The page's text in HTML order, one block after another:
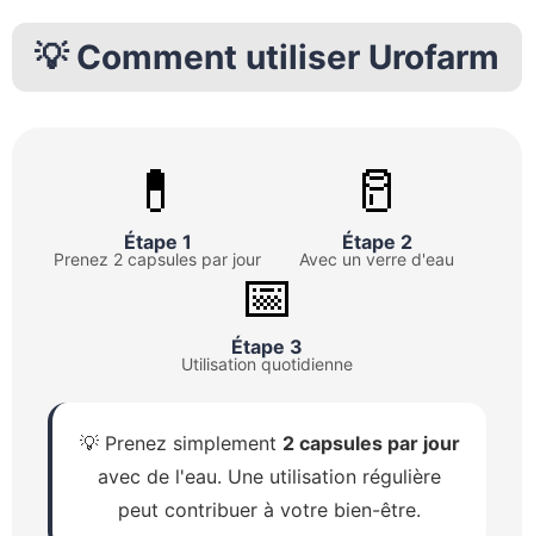
💡 Comment utiliser Urofarm
💊
Étape 1
Prenez 2 capsules par jour
🥛
Étape 2
Avec un verre d'eau
📅
Étape 3
Utilisation quotidienne
💡 Prenez simplement 2 capsules par jour
avec de l'eau. Une utilisation régulière
peut contribuer à votre bien-être.